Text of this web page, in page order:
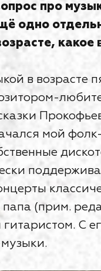
про
одно
какое
в возрасте
мой
(прим.
С